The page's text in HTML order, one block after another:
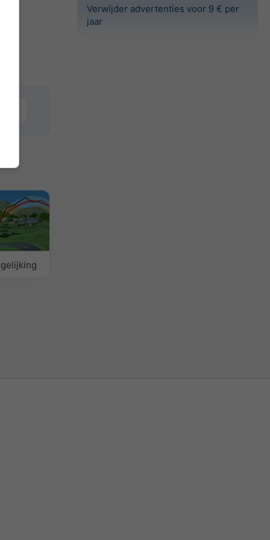
Verwijder advertenties voor 9 € per
jaar